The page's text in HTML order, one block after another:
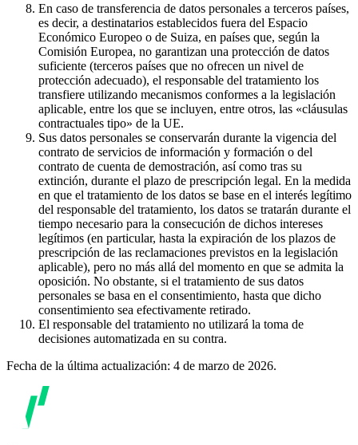
En caso de transferencia de datos personales a terceros países,
es decir, a destinatarios establecidos fuera del Espacio
Económico Europeo o de Suiza, en países que, según la
Comisión Europea, no garantizan una protección de datos
suficiente (terceros países que no ofrecen un nivel de
protección adecuado), el responsable del tratamiento los
transfiere utilizando mecanismos conformes a la legislación
aplicable, entre los que se incluyen, entre otros, las «cláusulas
contractuales tipo» de la UE.
Sus datos personales se conservarán durante la vigencia del
contrato de servicios de información y formación o del
contrato de cuenta de demostración, así como tras su
extinción, durante el plazo de prescripción legal. En la medida
en que el tratamiento de los datos se base en el interés legítimo
del responsable del tratamiento, los datos se tratarán durante el
tiempo necesario para la consecución de dichos intereses
legítimos (en particular, hasta la expiración de los plazos de
prescripción de las reclamaciones previstos en la legislación
aplicable), pero no más allá del momento en que se admita la
oposición. No obstante, si el tratamiento de sus datos
personales se basa en el consentimiento, hasta que dicho
consentimiento sea efectivamente retirado.
El responsable del tratamiento no utilizará la toma de
decisiones automatizada en su contra.
Fecha de la última actualización: 4 de marzo de 2026.